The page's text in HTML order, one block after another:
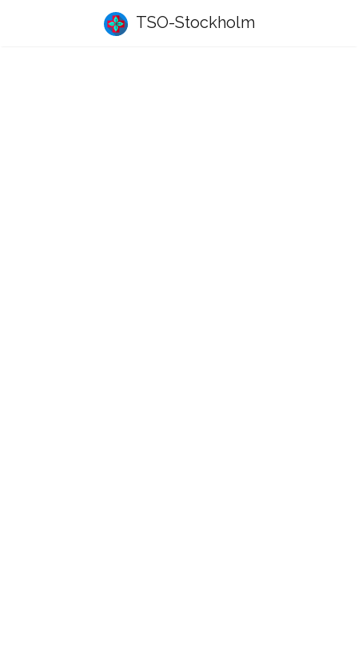
TSO-Stockholm